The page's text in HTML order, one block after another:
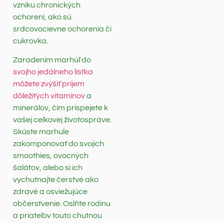
vzniku chronických
ochorení, ako sú
srdcovocievne ochorenia či
cukrovka.
Zaradením marhúľ do
svojho jedálneho lístka
môžete zvýšiť príjem
dôležitých vitamínova
minerálov, čím prispejete k
vašej celkovej životospráve.
Skúste marhule
zakomponovať do svojich
smoothies, ovocných
šalátov, alebo si ich
vychutnajte čerstvé ako
zdravé a osviežujúce
občerstvenie. Oslňte rodinu
a priateľov touto chutnou